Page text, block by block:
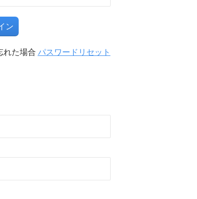
れた場合 パスワードリセット